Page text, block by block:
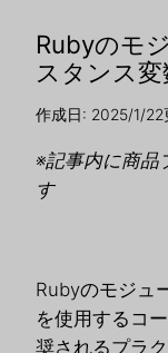
Rubyのモ
スタンス
作成日: 2025/1/22
※記事内に商品
す
Rubyのモジュ
を使用するコ
奨されるプラ